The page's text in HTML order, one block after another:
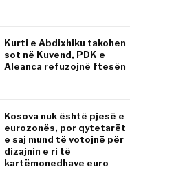
Kurti e Abdixhiku takohen
sot në Kuvend, PDK e
Aleanca refuzojnë ftesën
Kosova nuk është pjesë e
eurozonës, por qytetarët
e saj mund të votojnë për
dizajnin e ri të
kartëmonedhave euro